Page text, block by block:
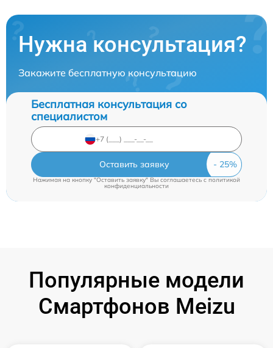
Нужна консультация?
Закажите бесплатную консультацию
Бесплатная консультация со
специалистом
Оставить заявку
Нажимая на кнопку "Оставить заявку" Вы соглашаетесь cполитикой
конфиденциальности
Популярные модели
Смартфонов Meizu